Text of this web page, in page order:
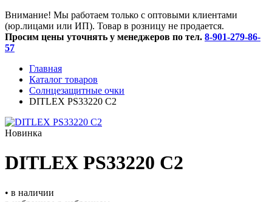
Внимание! Мы работаем только с оптовыми клиентами
(юр.лицами или ИП). Товар в розницу не продается.
Просим цены уточнять у менеджеров по тел. 8-901-279-86-
57
Главная
Каталог товаров
Солнцезащитные очки
DITLEX PS33220 C2
Новинка
DITLEX PS33220 C2
• в наличии